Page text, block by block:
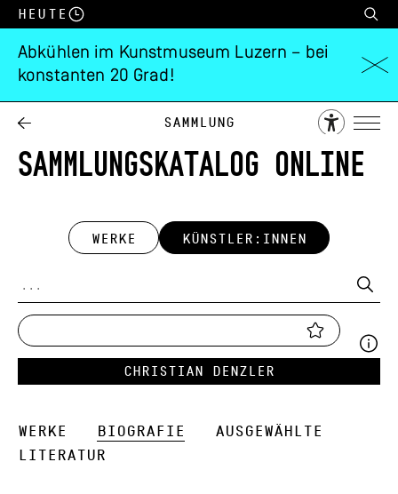
Heute
Abkühlen im Kunstmuseum Luzern – bei
konstanten 20 Grad!
Sammlung
SAMMLUNGSKATALOG ONLINE
WERKE KÜNSTLER:INNEN
Christian Denzler
Werke Biografie
Ausgewählte
Literatur